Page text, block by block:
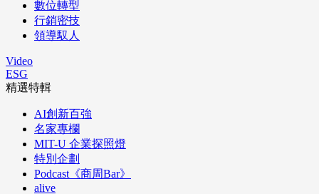
數位轉型
行銷密技
領導馭人
Video
ESG
精選特輯
AI創新百強
名家專欄
MIT-U 企業探照燈
特別企劃
Podcast《商周Bar》
alive